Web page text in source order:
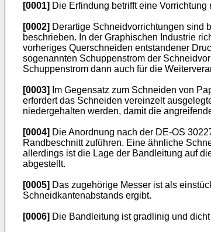
[0001] Die Erfindung betrifft eine
[0002] Derartige Schneidvorrichtungen sind
beschrieben. In der Graphischen Industrie
vorheriges Querschneiden entstandener
sogenannten Schuppenstrom der
Schuppenstrom dann auch für die
[0003]
Im Gegensatz zum Schneiden von
erfordert das Schneiden vereinzelt
niedergehalten werden, damit die
[0004] Die Anordnung nach der DE-OS
Randbeschnitt zuführen. Eine ähnliche
allerdings ist die Lage der Bandleitung auf
abgestellt.
[0005] Das zugehörige Messer ist als
Schneidkantenabstands ergibt.
[0006] Die Bandleitung ist gradlinig und